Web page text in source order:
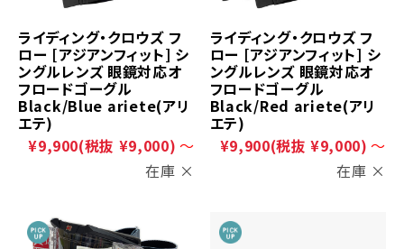
ライディング・クロウズ フ
ロー [アジアンフィット] シ
ングルレンズ 眼鏡対応オ
フロードゴーグル
Black/Blue ariete(アリ
エテ)
¥9,900(税抜 ¥9,000) ～
在庫 ×
ライディング・クロウズ フ
ロー [アジアンフィット] シ
ングルレンズ 眼鏡対応オ
フロードゴーグル
Black/Red ariete(アリ
エテ)
¥9,900(税抜 ¥9,000) ～
在庫 ×